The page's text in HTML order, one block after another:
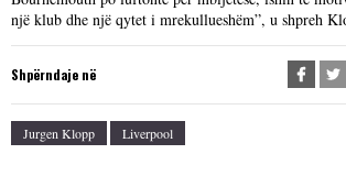
një klub dhe një qytet i mrekullueshëm”, u shpreh
Shpërndaje në
Jurgen Klopp Liverpool